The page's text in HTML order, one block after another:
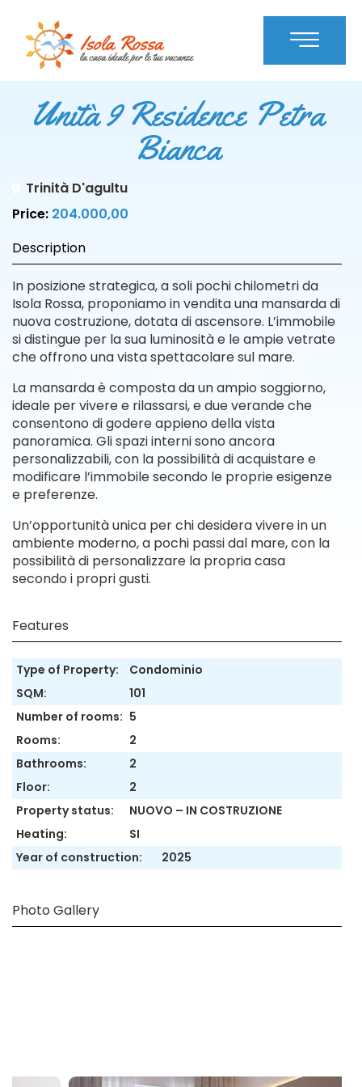
Unità 9 Residence Petra
Bianca
Trinità D'agultu
Price: 204.000,00
Description
In posizione strategica, a soli pochi chilometri da
Isola Rossa, proponiamo in vendita una mansarda di
nuova costruzione, dotata di ascensore. L’immobile
si distingue per la sua luminosità e le ampie vetrate
che offrono una vista spettacolare sul mare.
La mansarda è composta da un ampio soggiorno,
ideale per vivere e rilassarsi, e due verande che
consentono di godere appieno della vista
panoramica. Gli spazi interni sono ancora
personalizzabili, con la possibilità di acquistare e
modificare l’immobile secondo le proprie esigenze
e preferenze.
Un’opportunità unica per chi desidera vivere in un
ambiente moderno, a pochi passi dal mare, con la
possibilità di personalizzare la propria casa
secondo i propri gusti.
Features
Type of Property:
Condominio
SQM:
101
Number of rooms: 5
Rooms:
2
Bathrooms:
2
Floor:
2
Property status:
NUOVO – IN COSTRUZIONE
Heating:
SI
Year of construction:
2025
Photo Gallery